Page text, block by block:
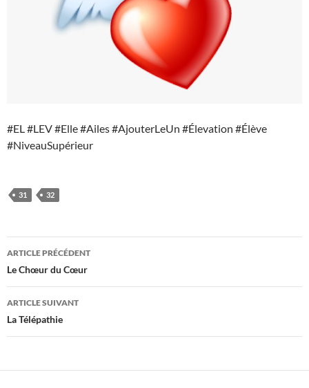
#EL #LEV #Elle #Ailes #AjouterLeUn #Élevation #Élève
#NiveauSupérieur
31 32
Navigation
des
articles
ARTICLE PRÉCÉDENT
Le Chœur du Cœur
ARTICLE SUIVANT
La Télépathie